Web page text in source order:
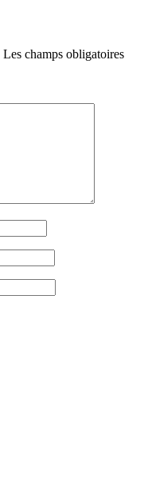
Les champs obligatoires